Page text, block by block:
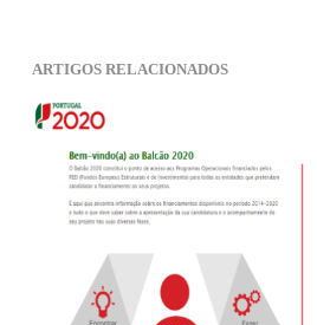
ARTIGOS RELACIONADOS